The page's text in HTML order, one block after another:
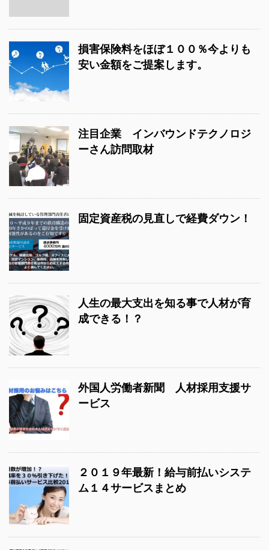
損害保険料をほぼ１００％今よりも
安い金額をご提案します。
注目企業 インバウンドテクノロジ
ーさん訪問取材
固定資産税の見直しで経費ダウン！
人生の最大支出を知る事で人材が育
成できる！？
外国人労働者新聞 人材採用支援サ
ービス
２０１９年最新！給与前払いシステ
ム１４サービスまとめ